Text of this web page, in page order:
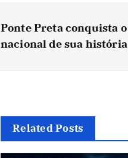
Ponte Preta conquista
nacional de sua história
Related Posts